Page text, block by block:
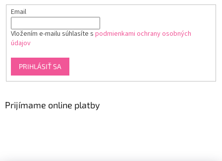
Email
Vložením e-mailu súhlasíte s podmienkami ochrany osobných
údajov
PRIHLÁSIŤ SA
Prijímame online platby